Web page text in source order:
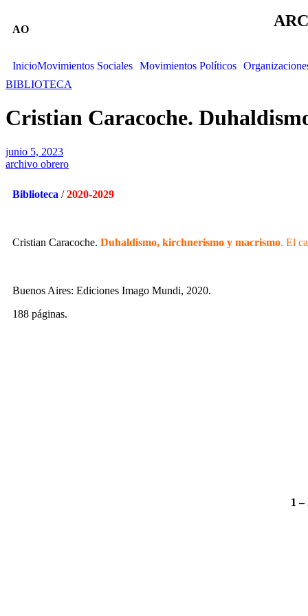
AO
InicioMovimientos Sociales Movimientos Políticos
BIBLIOTECA
Cristian Caracoche.
junio 5, 2023
archivo obrero
Biblioteca /2020-2029
Cristian Caracoche. Duhaldismo, kirchnerismo y macrismo. El
Buenos Aires: Ediciones Imago Mundi, 2020.
188 páginas.
1 –